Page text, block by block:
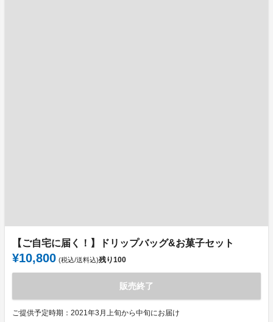
【ご自宅に届く！】ドリップバッグ&お菓子セット
¥10,800 (税込/送料込)残り100
販売終了
ご提供予定時期：2021年3月上旬から中旬にお届け